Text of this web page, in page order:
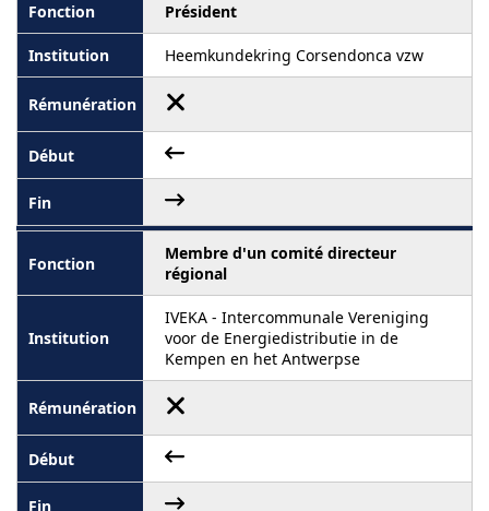
Président
Heemkundekring Corsendonca vzw
Membre d'un comité directeur
régional
IVEKA - Intercommunale Vereniging
voor de Energiedistributie in de
Kempen en het Antwerpse